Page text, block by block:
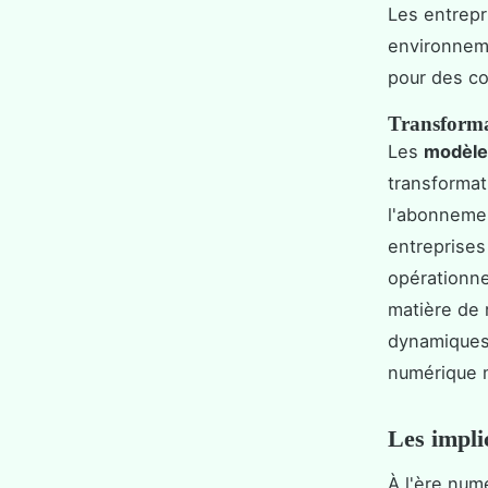
Les
pour des
Les
matière de
numérique
Les
À l'ère